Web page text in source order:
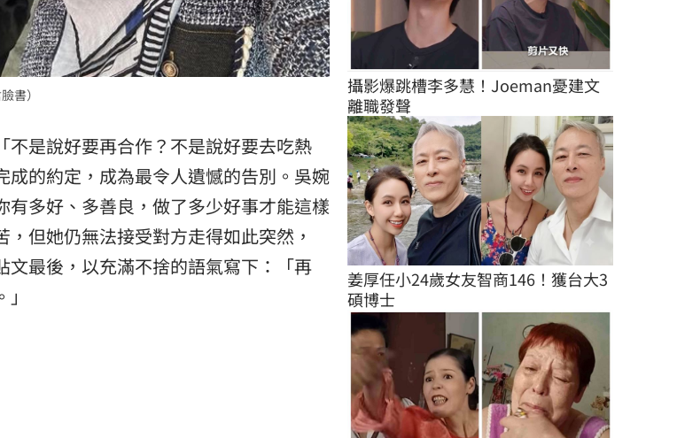
書）
是說好要再合作？不是說好要去吃熱
的約定，成為最令人遺憾的告別。吳婉
多好、多善良，做了多少好事才能這樣
但她仍無法接受對方走得如此突然，
文最後，以充滿不捨的語氣寫下：「再
攝影爆跳槽李多慧！Joeman憂建文
離職發聲
姜厚任小24歲女友智商146！獲台大3
碩博士